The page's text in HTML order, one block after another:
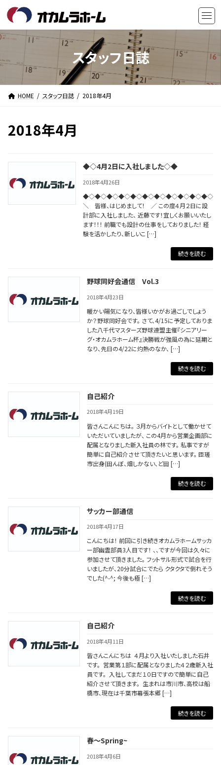
テ
ン
へ
キ
ゲ
ー
ョ
に
スタッフ日誌
HOME スタッフ日誌 2018年4月
2018年4月
◆◇4月2日に入社しました◇◆
2018年4月26日
◆◇◆◇◆◇◆◇◆◇◆◇◆◇◆◇◆◇◆◇◆◇
＼ 皆様、はじめまして！ ／ この度４月２日に設
計部に入社しました、 近藤です！宜しくお願いいたし
ます！！！ 前職でも設計の仕事をしておりました！ 経
験を活かしたり、新しいこ […]
続きを読む
野球同好会通信 Vol.3
2018年4月23日
暖かい陽気になり、皆様いかがお過ごしでしょう
か？野球同好会です。 さて、4/15に予定しておりま
した八千代マスターズ野球連盟主催『シニアリー
グ・オカムラホーム杯』決勝戦が強風の為に延期と
なり、先日の4/22に灼熱のなか、 […]
続きを読む
自己紹介
2018年4月19日
皆さんこんにちは。 ３月からバイトとして働かせて
いただいていましたが、 この4月から営業企画部に
配属となりました新入社員の林です。 私事ですが
簡単に自己紹介させて頂きたいと思います。 匝瑳
市出身(田んぼ、畑しかない、ど田 […]
続きを読む
サッカー部通信
2018年4月17日
こんにちは！ 前回に引き続きオカムラホームサッカ
ー部幽霊部員3人目です！ 、、ですが今回は久々に
参加させて頂きました。 フットサル形式で試合を行
いましたが、20分試合にでたら クタクタで倒れそう
でした(^-^; 今後も極 […]
続きを読む
自己紹介
2018年4月11日
皆さんこんにちは ４月より入社いたしました石井
です。 営業第１部に配属となりました４２歳新入社
員です。 入社してまだ１０日ですので簡単に自己
紹介させて頂きます。 生まれは市川市、高校は船
橋市、現在は千葉市幕張本郷 […]
続きを読む
春～Spring~
2018年4月6日